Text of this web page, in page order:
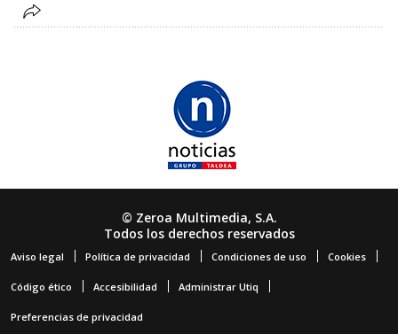
© Zeroa Multimedia, S.A.
Todos los derechos reservados
Aviso legal Política de privacidad Condiciones de uso Cookies
Código ético Accesibilidad Administrar Utiq
Preferencias de privacidad